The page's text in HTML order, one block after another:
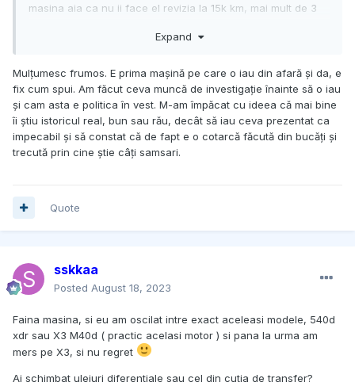
masina aia ca nu ii face el revizia la 15k km, mai mult de 3
bani aiurea. El stie ca plateste chiria lunara si mai mult nu va
Expand
Mulțumesc frumos. E prima mașină pe care o iau din afară și da, e
fix cum spui. Am făcut ceva muncă de investigație înainte să o iau
și cam asta e politica în vest. M-am împăcat cu ideea că mai bine
îi știu istoricul real, bun sau rău, decât să iau ceva prezentat ca
impecabil și să constat că de fapt e o cotarcă făcută din bucăți și
trecută prin cine știe câți samsari.
Quote
sskkaa
Posted August 18, 2023
Faina masina, si eu am oscilat intre exact aceleasi modele, 540d
xdr sau X3 M40d ( practic acelasi motor ) si pana la urma am
mers pe X3, si nu regret
Ai schimbat uleiuri diferentiale sau cel din cutia de transfer?